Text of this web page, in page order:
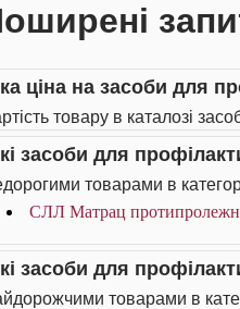
ціна на засоби для
товару в каталозі
засоби для
товарами в
СЛЛ Матрац
засоби для
товарами в